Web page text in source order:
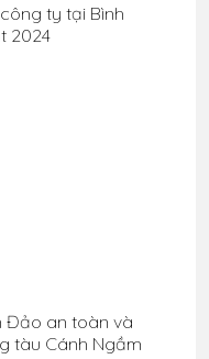
ty tại Bình
2024
Đảo an toàn và
tàu Cánh Ngầm